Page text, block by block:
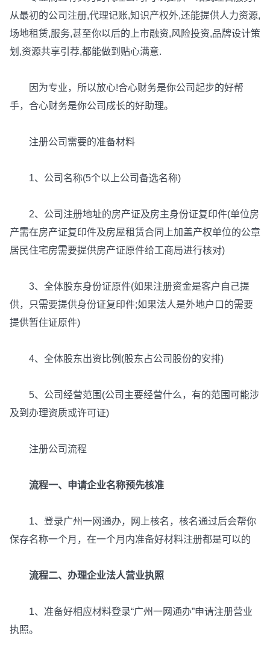
从最初的公司注册,代理记账,知识产权外,还能提供人力资源,
场地租赁,服务,甚至你以后的上市融资,风险投资,品牌设计策
划,资源共享引荐,都能做到贴心满意.
因为专业，所以放心!合心财务是你公司起步的好帮
手，合心财务是你公司成长的好助理。
注册公司需要的准备材料
1、公司名称(5个以上公司备选名称)
2、公司注册地址的房产证及房主身份证复印件(单位房
产需在房产证复印件及房屋租赁合同上加盖产权单位的公章
居民住宅房需要提供房产证原件给工商局进行核对)
3、全体股东身份证原件(如果注册资金是客户自己提
供，只需要提供身份证复印件;如果法人是外地户口的需要
提供暂住证原件)
4、全体股东出资比例(股东占公司股份的安排)
5、公司经营范围(公司主要经营什么，有的范围可能涉
及到办理资质或许可证)
注册公司流程
流程一、申请企业名称预先核准
1、登录广州一网通办，网上核名，核名通过后会帮你
保存名称一个月，在一个月内准备好材料注册都是可以的
流程二、办理企业法人营业执照
1、准备好相应材料登录“广州一网通办”申请注册营业
执照。